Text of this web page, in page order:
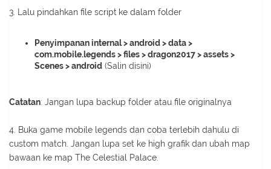
3. Lalu pindahkan file script ke dalam folder
Penyimpanan internal > android > data >
com.mobile.legends > files > dragon2017 > assets >
Scenes > android (Salin disini)
Catatan: Jangan lupa backup folder atau file originalnya
4. Buka game mobile legends dan coba terlebih dahulu di
custom match. Jangan lupa set ke high grafik dan ubah map
bawaan ke map The Celestial Palace.